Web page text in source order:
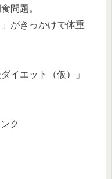
問題。
がきっかけで体重
イエット（仮）」
ク